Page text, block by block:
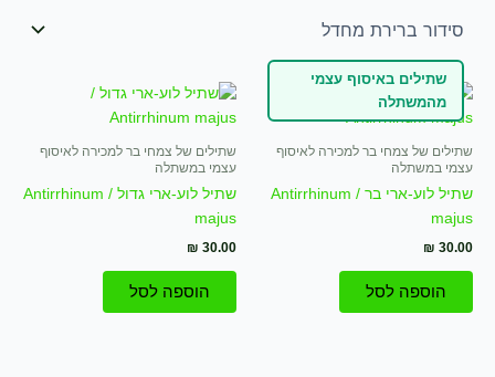
שתילים באיסוף עצמי
מהמשתלה
שתילים של צמחי בר למכירה לאיסוף
עצמי במשתלה
שתיל לוע-ארי בר / Antirrhinum
majus
₪ 30.00
הוספה לסל
שתילים של צמחי בר למכירה לאיסוף
עצמי במשתלה
שתיל לוע-ארי גדול / Antirrhinum
majus
₪ 30.00
הוספה לסל